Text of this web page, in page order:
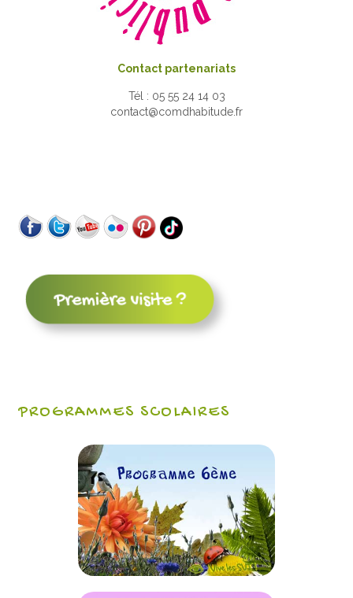
Contact partenariats
Tél : 05 55 24 14 03
contact@comdhabitude.fr
PROGRAMMES SCOLAIRES